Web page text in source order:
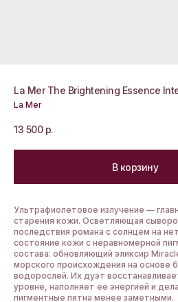
La Mer The Brightening Essence
La Mer
13 500 р.
В корзину
Ультрафиолетовое излучение —
старения кожи. Осветляющая
последствия романа с солнцем на
состояние кожи с неравномерной
состава: обновляющий эликсир
морского происхождения на основе
водорослей. Их дуэт
уровне, наполняет ее энергией и
пигментные пятна менее заметными.